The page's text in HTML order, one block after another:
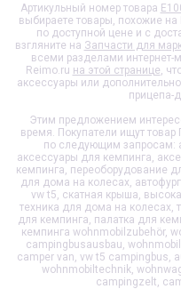
Артикульный номер товара
выбираете товары, похожие на
по доступной цене и с
взгляните на Запчасти для
всеми разделами интернет-
Reimo.ru на этой странице ,
аксессуары или
прицепа-
Этим предложением
время. Покупатели ищут товар
по следующим запросам:
аксессуары для кемпинга,
кемпинга, переоборудование
для дома на колесах,
vw t5, скатная крыша,
техника для дома на колесах,
для кемпинга, палатка для
кемпинга wohnmobilzubehör,
campingbusausbau,
camper van, vw t5 campingbus,
wohnmobiltechnik,
campingzelt,